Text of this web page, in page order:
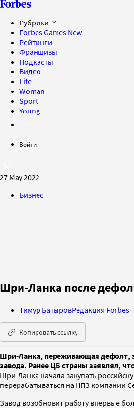
Рубрики
Forbes Games New
Рейтинги
Франшизы
Подкасты
Видео
Life
Woman
Sport
Young
Войти
27 May 2022
Бизнес
Шри-Ланка после
Тимур БатыровРедакция Forbes
Копировать ссылку
Шри-Ланка, переживающая дефолт,
завода. Ранее ЦБ страны заявлял,
Шри-Ланка начала закупать
перерабатываться на НПЗ компании
Завод возобновит работу впервые